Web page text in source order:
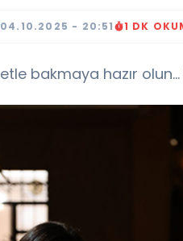
04.10.2025 - 20:51 1 DK
bakmaya hazır olun…